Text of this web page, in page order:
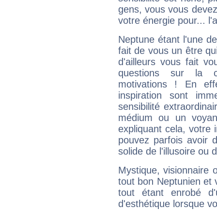
gens, vous vous
votre énergie pour...
Neptune étant l'une
fait de vous un être
d'ailleurs vous fait
questions sur la
motivations ! En
inspiration sont
sensibilité
médium ou un
expliquant cela, votre
pouvez parfois avoir
solide de l'illusoire ou
Mystique, visionnaire
tout bon Neptunien et
tout étant enrobé
d'esthétique lorsque